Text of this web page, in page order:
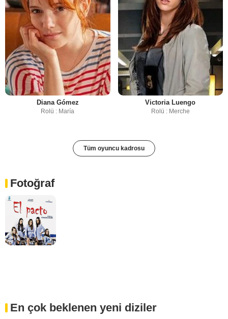
Diana Gómez
Rolü : María
Victoria Luengo
Rolü : Merche
Tüm oyuncu kadrosu
Fotoğraf
En çok beklenen yeni diziler